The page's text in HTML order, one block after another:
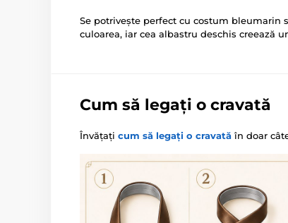
Se potrivește perfect cu costum bleumarin
culoarea, iar cea albastru deschis creează
Cum să legați o cravată
Învățați cum să legați o cravată în doar